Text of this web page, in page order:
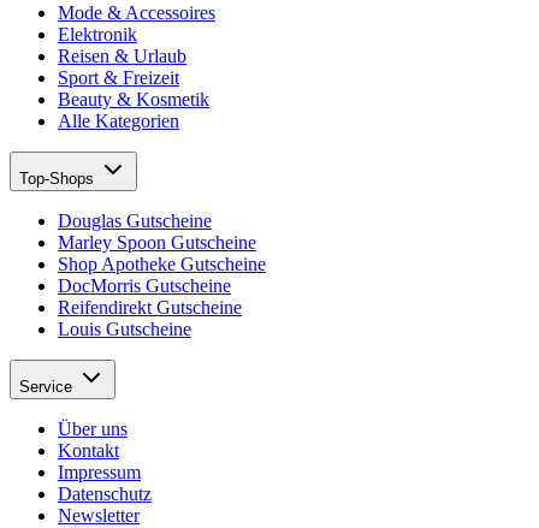
Mode & Accessoires
Elektronik
Reisen & Urlaub
Sport & Freizeit
Beauty & Kosmetik
Alle Kategorien
Top-Shops
Douglas Gutscheine
Marley Spoon Gutscheine
Shop Apotheke Gutscheine
DocMorris Gutscheine
Reifendirekt Gutscheine
Louis Gutscheine
Service
Über uns
Kontakt
Impressum
Datenschutz
Newsletter